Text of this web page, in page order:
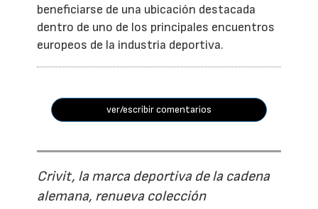
beneficiarse de una ubicación destacada
dentro de uno de los principales encuentros
europeos de la industria deportiva.
ver/escribir comentarios
Crivit, la marca deportiva de la cadena
alemana, renueva colección